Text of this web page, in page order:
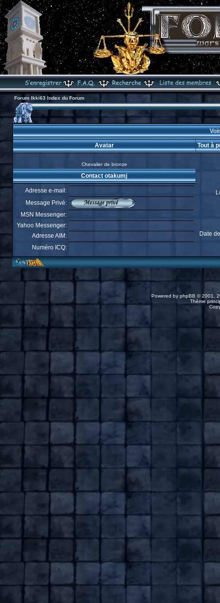
Forum Ikki63 Index du Forum
Avatar Tout à
Chevalier de bronze
Date
Contact otakumj
Adresse e-mail:
Message Privé:
MSN Messenger:
Yahoo Messenger:
Adresse AIM:
Numéro ICQ:
Powered by phpBB © 2001,
Thème